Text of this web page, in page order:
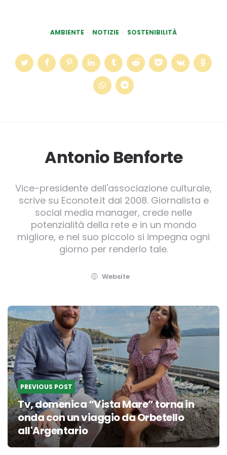
AMBIENTE NOTIZIE SOSTENIBILITÀ
Antonio Benforte
Vice-presidente dell'associazione culturale,
scrive su Econote.it dal 2008. Giornalista e
social media manager, crede nelle
potenzialità della rete e in un mondo
migliore, e nel suo piccolo si impegna ogni
giorno per renderlo tale.
Website
Post
navigation
PREVIOUS POST
Tv, domenica “Vista Mare” torna in
onda con un viaggio da Orbetello
all'Argentario